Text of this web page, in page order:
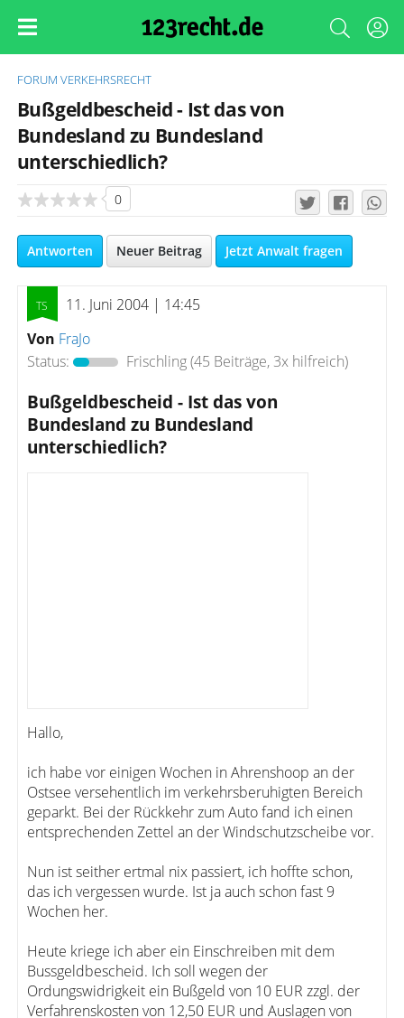
FORUM VERKEHRSRECHT
Bußgeldbescheid - Ist das von
Bundesland zu Bundesland
unterschiedlich?
0
Antworten Neuer Beitrag Jetzt Anwalt fragen
11. Juni 2004 | 14:45
Von FraJo
Status:
Frischling(45 Beiträge, 3x hilfreich)
Bußgeldbescheid - Ist das von
Bundesland zu Bundesland
unterschiedlich?
Hallo,
ich habe vor einigen Wochen in Ahrenshoop an der
Ostsee versehentlich im verkehrsberuhigten Bereich
geparkt. Bei der Rückkehr zum Auto fand ich einen
entsprechenden Zettel an der Windschutzscheibe vor.
Nun ist seither ertmal nix passiert, ich hoffte schon,
das ich vergessen wurde. Ist ja auch schon fast 9
Wochen her.
Heute kriege ich aber ein Einschreiben mit dem
Bussgeldbescheid. Ich soll wegen der
Ordungswidrigkeit ein Bußgeld von 10 EUR zzgl. der
Verfahrenskosten von 12,50 EUR und Auslagen von